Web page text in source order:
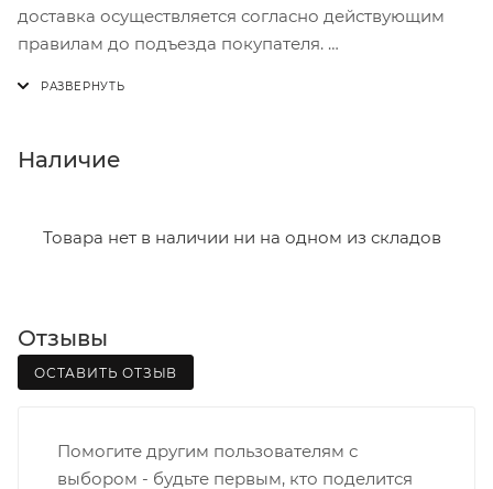
доставка осуществляется согласно действующим
правилам до подъезда покупателя.
В субботу с 8:00 до 15:00
- зоны доставки;
Границы доставки в черте города на выезд
(перекрестки улиц):
• Московская - Ульяновская
• Производственная - Потребкооперации
Наличие
Товара нет в наличии ни на одном из складов
Отзывы
ОСТАВИТЬ ОТЗЫВ
Помогите другим пользователям с
выбором - будьте первым, кто поделится